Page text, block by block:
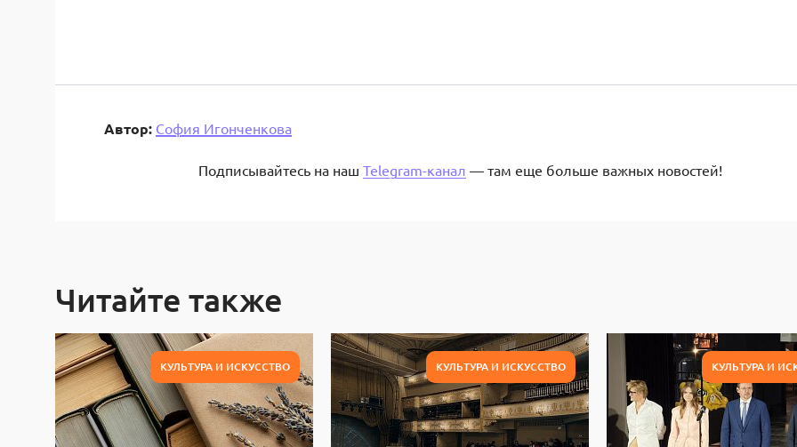
Автор: София Игонченкова
Подписывайтесь на наш Telegram-канал — там еще больше важных новостей!
Читайте также
КУЛЬТУРА И ИСКУССТВО КУЛЬТУРА И ИСКУССТВО КУЛЬТУРА И